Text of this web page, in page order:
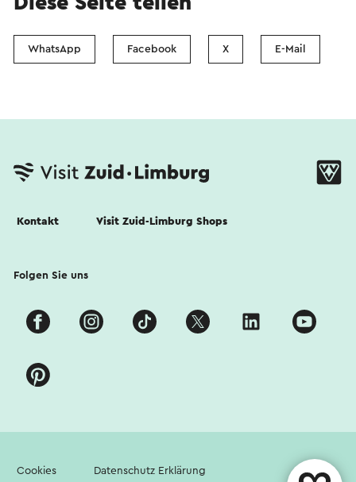
WhatsApp Facebook X E-Mail
Kontakt Visit Zuid-Limburg Shops
Folgen Sie uns
Cookies Datenschutz Erklärung